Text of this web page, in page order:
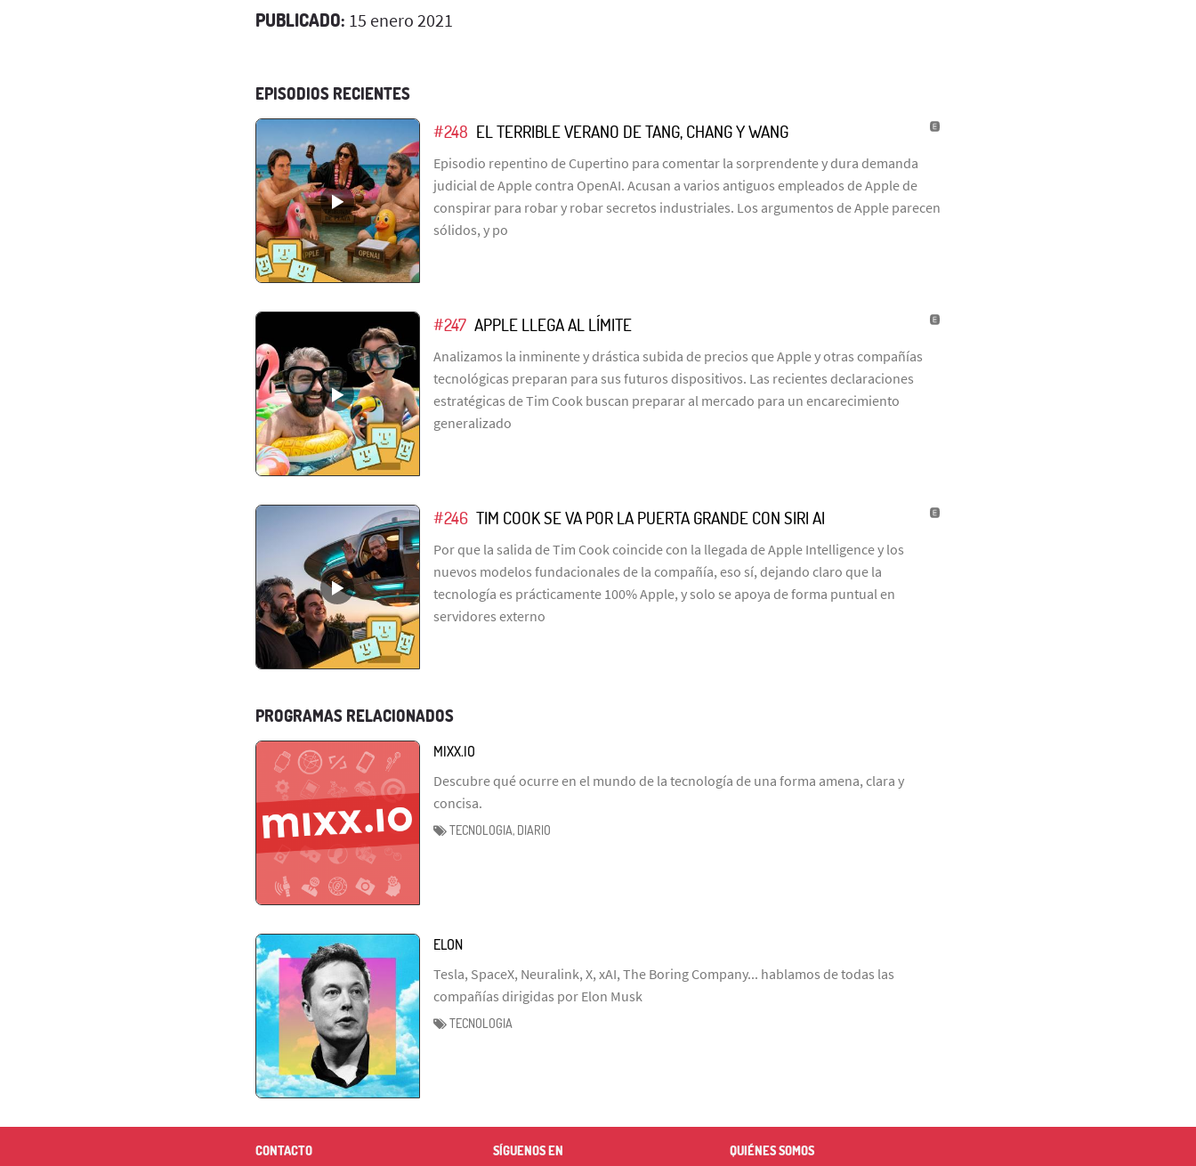
PUBLICADO: 15 enero 2021
EPISODIOS RECIENTES
#248 EL TERRIBLE VERANO DE TANG, CHANG Y WANG
Episodio repentino de Cupertino para comentar la sorprendente y dura demanda
judicial de Apple contra OpenAI. Acusan a varios antiguos empleados de Apple de
conspirar para robar y robar secretos industriales. Los argumentos de Apple parecen
sólidos, y po
#247 APPLE LLEGA AL LÍMITE
Analizamos la inminente y drástica subida de precios que Apple y otras compañías
tecnológicas preparan para sus futuros dispositivos. Las recientes declaraciones
estratégicas de Tim Cook buscan preparar al mercado para un encarecimiento
generalizado
#246 TIM COOK SE VA POR LA PUERTA GRANDE CON SIRI AI
Por que la salida de Tim Cook coincide con la llegada de Apple Intelligence y los
nuevos modelos fundacionales de la compañía, eso sí, dejando claro que la
tecnología es prácticamente 100% Apple, y solo se apoya de forma puntual en
servidores externo
PROGRAMAS RELACIONADOS
MIXX.IO
Descubre qué ocurre en el mundo de la tecnología de una forma amena, clara y
concisa.
TECNOLOGIA, DIARIO
ELON
Tesla, SpaceX, Neuralink, X, xAI, The Boring Company... hablamos de todas las
compañías dirigidas por Elon Musk
TECNOLOGIA
CONTACTO SÍGUENOS EN QUIÉNES SOMOS